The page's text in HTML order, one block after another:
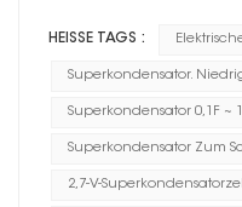
HEISSE TAGS :
Superkondensator.
Superkondensator 0,1F ~
Superkondensator Zum
2,7-V-